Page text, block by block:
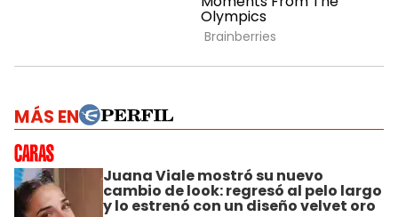
MÁS EN
Juana Viale mostró su nuevo
cambio de look: regresó al pelo largo
y lo estrenó con un diseño velvet oro